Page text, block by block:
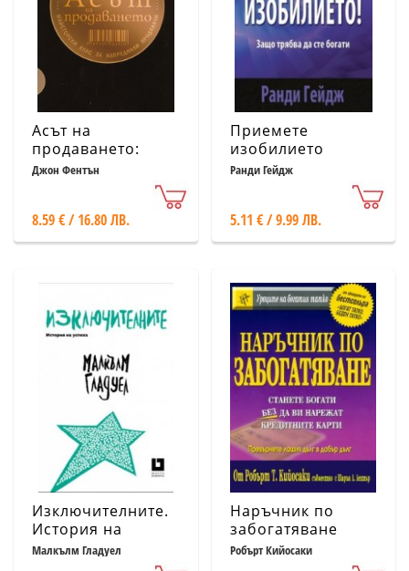
Асът на
продаването:
Майсторски клас
Джон Фентън
8.59 € / 16.80 ЛВ.
Приемете
изобилието
Ранди Гейдж
5.11 € / 9.99 ЛВ.
Изключителните.
История на
успеха
Малкълм Гладуел
Наръчник по
забогатяване
Робърт Кийосаки